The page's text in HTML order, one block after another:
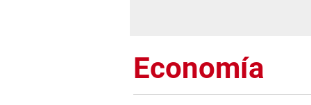
Economía